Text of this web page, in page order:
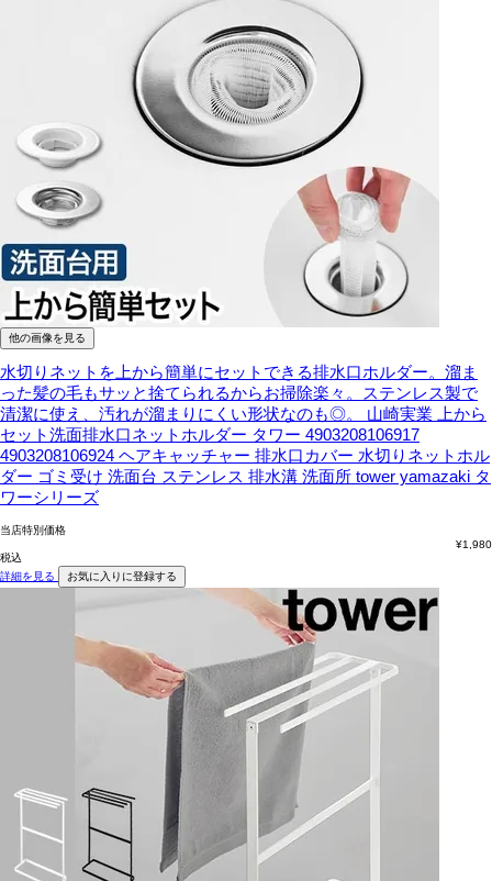
他の画像を見る
水切りネットを上から簡単にセットできる排水口ホルダー。溜ま
った髪の毛もサッと捨てられるからお掃除楽々。ステンレス製で
清潔に使え、汚れが溜まりにくい形状なのも◎。
山崎実業 上から
セット洗面排水口ネットホルダー タワー 4903208106917
4903208106924 ヘアキャッチャー 排水口カバー 水切りネットホル
ダー ゴミ受け 洗面台 ステンレス 排水溝 洗面所 tower yamazaki タ
ワーシリーズ
当店特別価格
¥1,980
税込
詳細を見る
お気に入りに登録する